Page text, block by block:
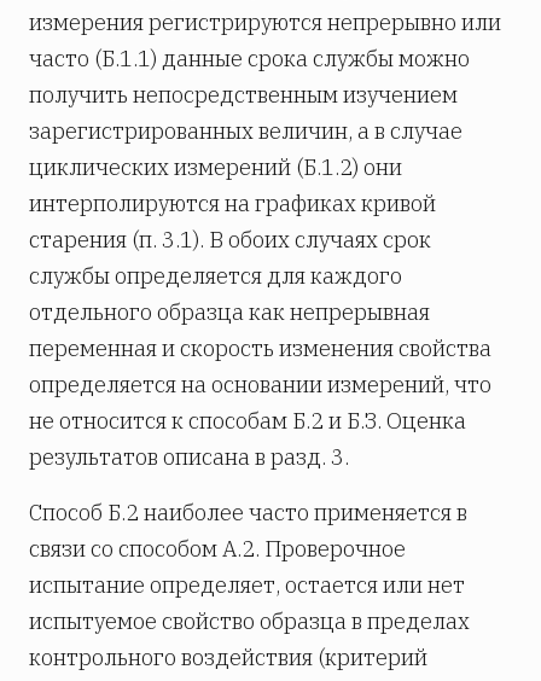
измерения регистрируются непрерывно или
часто (Б.1.1) данные срока службы можно
получить непосредственным изучением
зарегистрированных величин, а в случае
циклических измерений (Б.1.2) они
интерполируются на графиках кривой
старения (п. 3.1). В обоих случаях срок
службы определяется для каждого
отдельного образца как непрерывная
переменная и скорость изменения свойства
определяется на основании измерений, что
не относится к способам Б.2 и Б.З. Оценка
результатов описана в разд. 3.
Способ Б.2 наиболее часто применяется в
связи со способом А.2. Проверочное
испытание определяет, остается или нет
испытуемое свойство образца в пределах
контрольного воздействия (критерий